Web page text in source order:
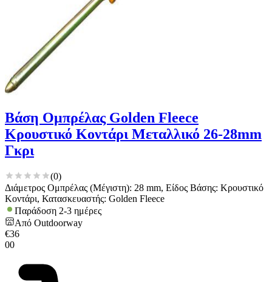
Βάση Ομπρέλας Golden Fleece
Κρουστικό Κοντάρι Μεταλλικό 26-28mm
Γκρι
(0)
Διάμετρος Ομπρέλας (Μέγιστη): 28 mm, Είδος Βάσης: Κρουστικό
Κοντάρι, Κατασκευαστής: Golden Fleece
Παράδοση 2-3 ημέρες
Από Outdoorway
€36
00